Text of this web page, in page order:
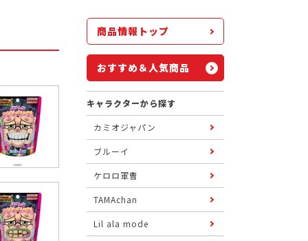
商品情報トップ
おすすめ＆人気商品
キャラクターから探す
カミオジャパン
ブルーイ
ケロロ軍曹
TAMAchan
Lil ala mode